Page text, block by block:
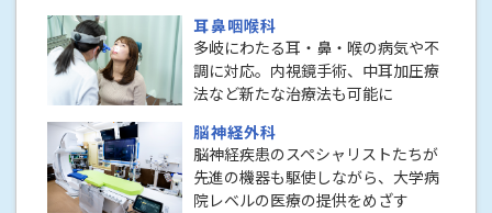
耳鼻咽喉科
多岐にわたる耳・鼻・喉の病気や不
調に対応。内視鏡手術、中耳加圧療
法など新たな治療法も可能に
脳神経外科
脳神経疾患のスペシャリストたちが
先進の機器も駆使しながら、大学病
院レベルの医療の提供をめざす